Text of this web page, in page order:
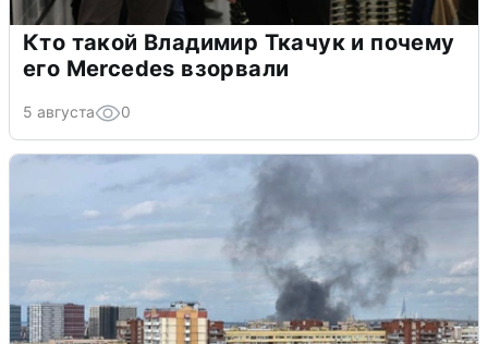
Кто такой Владимир Ткачук и почему
его Mercedes взорвали
5 августа 0